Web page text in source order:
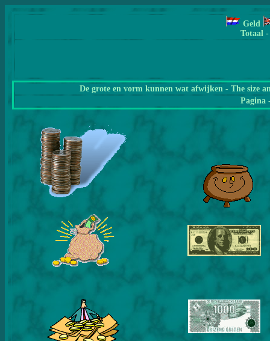
Geld
Totaal -
De grote en vorm kunnen wat afwijken - The size
Pagina